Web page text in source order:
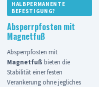
HALBPERMANENTE
BEFESTIGUNG?
Absperrpfosten mit
Magnetfuß
Absperrpfosten mit
Magnetfuß bieten die
Stabilität einer festen
Verankerung ohne jegliches